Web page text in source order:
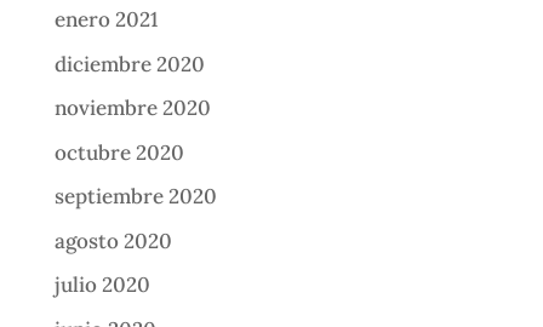
enero 2021
diciembre 2020
noviembre 2020
octubre 2020
septiembre 2020
agosto 2020
julio 2020